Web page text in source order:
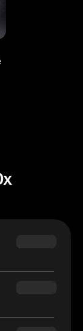
$69.90
$54.90